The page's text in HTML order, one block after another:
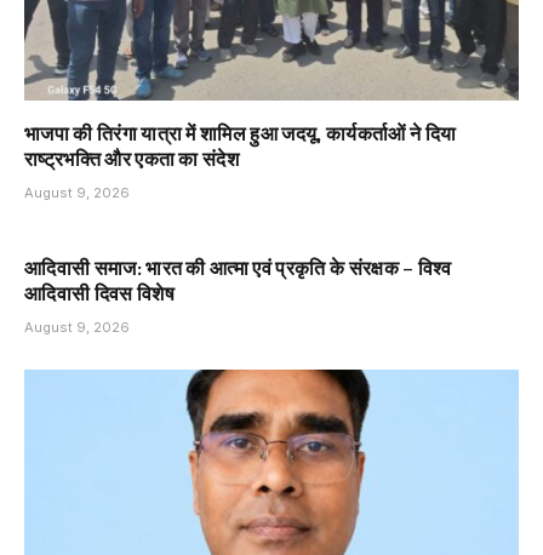
भाजपा की तिरंगा यात्रा में शामिल हुआ जदयू, कार्यकर्ताओं ने दिया
राष्ट्रभक्ति और एकता का संदेश
August 9, 2026
आदिवासी समाज: भारत की आत्मा एवं प्रकृति के संरक्षक – विश्व
आदिवासी दिवस विशेष
August 9, 2026